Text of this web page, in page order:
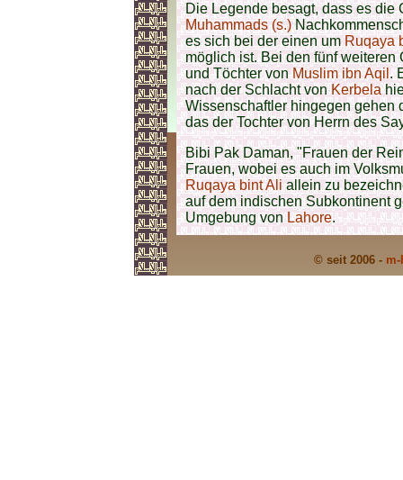
Die Legende besagt, dass es die
Muhammads (s.)
es sich bei der einen umRuqaya
möglich ist. Bei den fünf
und Töchter vonMuslim ibn Aqil.
nach der Schlacht vonKerbela
Wissenschaftler hingegen gehen
das der Tochter von Herrn des
Bibi Pak Daman, "Frauen der
Frauen, wobei es auch im
Ruqaya bint Aliallein zu
auf dem indischen Subkontinent
Umgebung vonLahore.
© seit 2006 -